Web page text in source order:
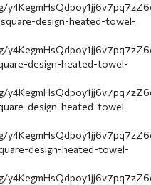
design-heated-towel-
design-heated-towel-
design-heated-towel-
design-heated-towel-